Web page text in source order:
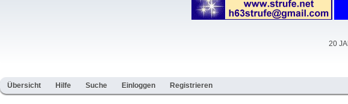
20
Übersicht Hilfe Suche Einloggen Registrieren